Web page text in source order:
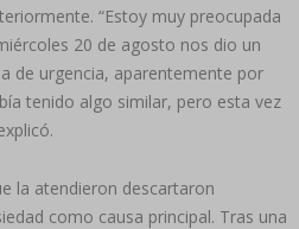
“Estoy muy preocupada
20 de agosto nos dio un
de urgencia, aparentemente por
tenido algo similar, pero esta vez
la atendieron descartaron
como causa principal. Tras una